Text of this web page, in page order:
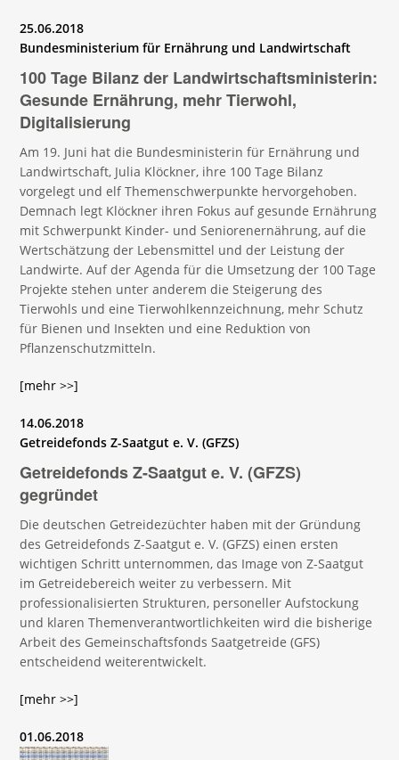
25.06.2018
Bundesministerium für Ernährung und Landwirtschaft
100 Tage Bilanz der Landwirtschaftsministerin:
Gesunde Ernährung, mehr Tierwohl,
Digitalisierung
Am 19. Juni hat die Bundesministerin für Ernährung und
Landwirtschaft, Julia Klöckner, ihre 100 Tage Bilanz
vorgelegt und elf Themenschwerpunkte hervorgehoben.
Demnach legt Klöckner ihren Fokus auf gesunde Ernährung
mit Schwerpunkt Kinder- und Seniorenernährung, auf die
Wertschätzung der Lebensmittel und der Leistung der
Landwirte. Auf der Agenda für die Umsetzung der 100 Tage
Projekte stehen unter anderem die Steigerung des
Tierwohls und eine Tierwohlkennzeichnung, mehr Schutz
für Bienen und Insekten und eine Reduktion von
Pflanzenschutzmitteln.
[mehr >>]
14.06.2018
Getreidefonds Z-Saatgut e. V. (GFZS)
Getreidefonds Z-Saatgut e. V. (GFZS)
gegründet
Die deutschen Getreidezüchter haben mit der Gründung
des Getreidefonds Z-Saatgut e. V. (GFZS) einen ersten
wichtigen Schritt unternommen, das Image von Z-Saatgut
im Getreidebereich weiter zu verbessern. Mit
professionalisierten Strukturen, personeller Aufstockung
und klaren Themenverantwortlichkeiten wird die bisherige
Arbeit des Gemeinschaftsfonds Saatgetreide (GFS)
entscheidend weiterentwickelt.
[mehr >>]
01.06.2018